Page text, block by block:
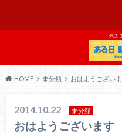
気ま
HOME 未分類 おはようござい
2014.10.22 未分類
おはようございます